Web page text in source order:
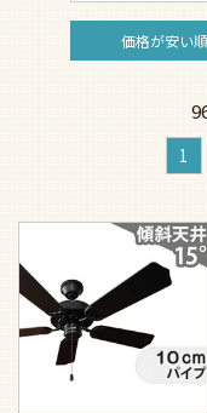
価格が安い順
1